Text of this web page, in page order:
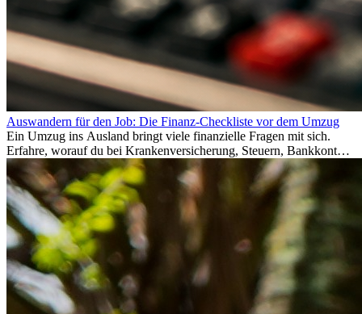
Auswandern für den Job: Die Finanz-Checkliste vor dem Umzug
Ein Umzug ins Ausland bringt viele finanzielle Fragen mit sich.
Erfahre, worauf du bei Krankenversicherung, Steuern, Bankkonto,
Rücklagen und Budgetplanung achten solltest, damit dein Neustart
im Ausland reibungslos gelingt.